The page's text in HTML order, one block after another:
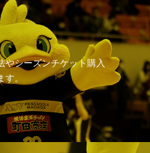
やシーズンチケット購入
。